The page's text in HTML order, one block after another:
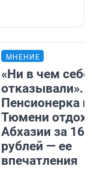
МНЕНИЕ
«Ни в чем себе
отказывали».
Пенсионерка
Тюмени
Абхазии за
рублей — ее
впечатления